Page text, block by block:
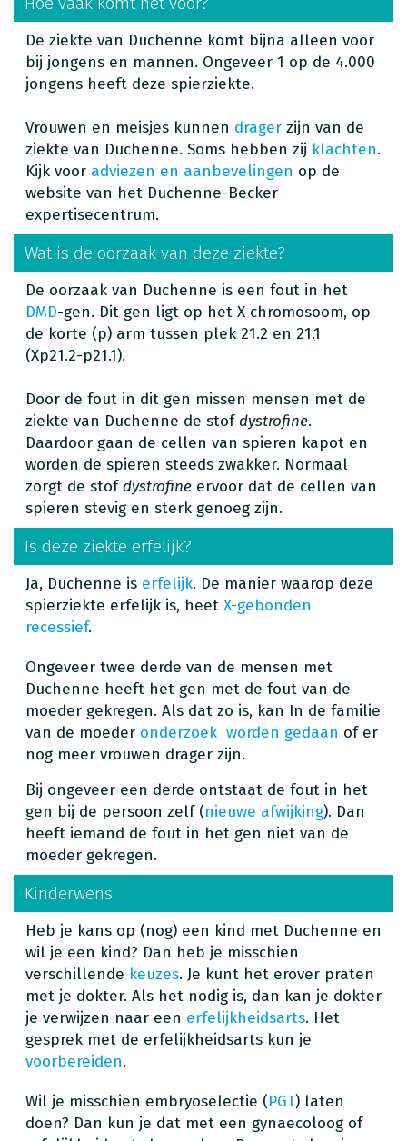
De ziekte van Duchenne komt bijna alleen voor
bij jongens en mannen. Ongeveer 1 op de 4.000
jongens heeft deze spierziekte.
Vrouwen en meisjes kunnen drager zijn van de
ziekte van Duchenne. Soms hebben zij klachten.
Kijk voor adviezen en aanbevelingen op de
website van het Duchenne-Becker
expertisecentrum.
Wat is de oorzaak van deze ziekte?
De oorzaak van Duchenne is een fout in het
DMD-gen. Dit gen ligt op het X chromosoom, op
de korte (p) arm tussen plek 21.2 en 21.1
(Xp21.2-p21.1).
Door de fout in dit gen missen mensen met de
ziekte van Duchenne de stofdystrofine.
Daardoor gaan de cellen van spieren kapot en
worden de spieren steeds zwakker. Normaal
zorgt de stofdystrofine ervoor dat de cellen van
spieren stevig en sterk genoeg zijn.
Is deze ziekte erfelijk?
Ja, Duchenne is erfelijk. De manier waarop deze
spierziekte erfelijk is, heet X-gebonden
recessief.
Ongeveer twee derde van de mensen met
Duchenne heeft het gen met de fout van de
moeder gekregen. Als dat zo is, kan In de familie
van de moeder onderzoek worden gedaan of er
nog meer vrouwen drager zijn.
Bij ongeveer een derde ontstaat de fout in het
gen bij de persoon zelf (nieuwe afwijking). Dan
heeft iemand de fout in het gen niet van de
moeder gekregen.
Kinderwens
Heb je kans op (nog) een kind met Duchenne en
wil je een kind? Dan heb je misschien
verschillende keuzes. Je kunt het erover praten
met je dokter. Als het nodig is, dan kan je dokter
je verwijzen naar een erfelijkheidsarts. Het
gesprek met de erfelijkheidsarts kun je
voorbereiden.
Wil je misschien embryoselectie (PGT) laten
doen? Dan kun je dat met een gynaecoloog of